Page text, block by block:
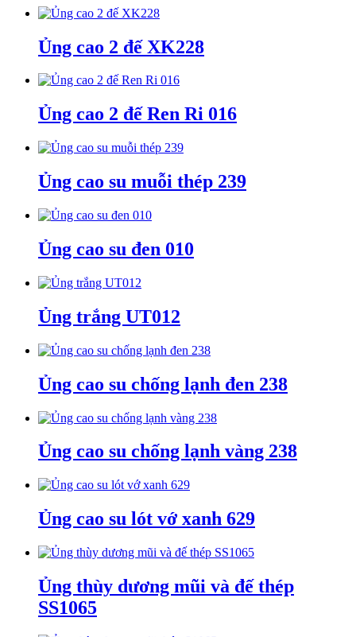
Ủng cao 2 đế XK228
Ủng cao 2 đế Ren Ri 016
Ủng cao su muỗi thép 239
Ủng cao su đen 010
Ủng trắng UT012
Ủng cao su chống lạnh đen 238
Ủng cao su chống lạnh vàng 238
Ủng cao su lót vớ xanh 629
Ủng thùy dương mũi và đế thép
SS1065